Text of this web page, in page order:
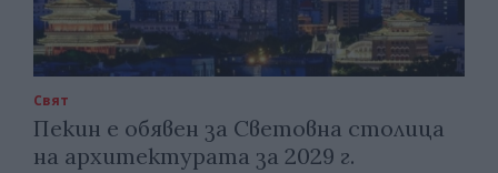
Свят
Пекин е обявен за Световна столица
на архитектурата за 2029 г.